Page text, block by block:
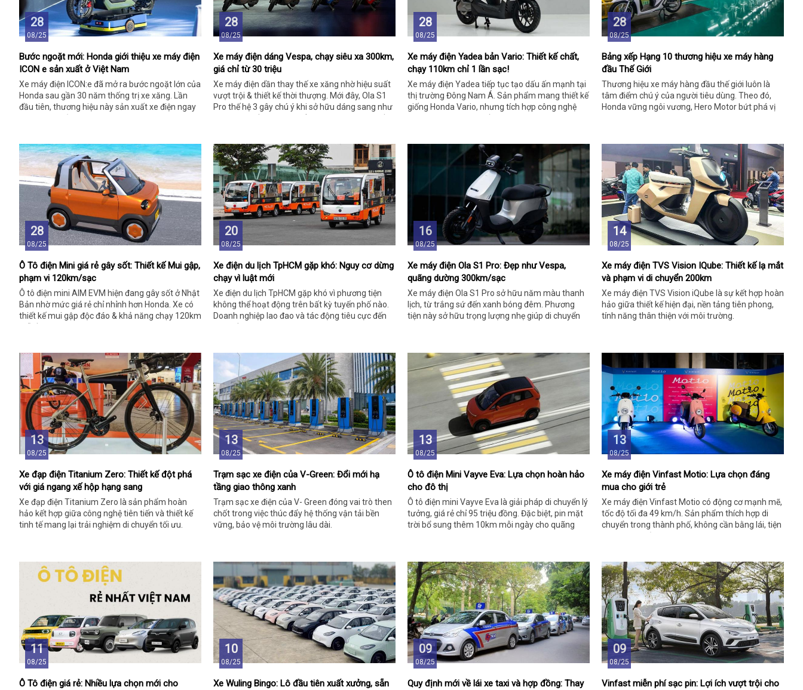
28
08/25
Bước ngoặt mới: Honda giới thiệu xe máy điện
ICON e sản xuất ở Việt Nam
Xe máy điện ICON:e đã mở ra bước ngoặt lớn của
Honda sau gần 30 năm thống trị xe xăng. Lần
đầu tiên, thương hiệu này sản xuất xe điện ngay
28
08/25
Xe máy điện dáng Vespa, chạy siêu xa 300km,
giá chỉ từ 30 triệu
Xe máy điện dần thay thế xe xăng nhờ hiệu suất
vượt trội & thiết kế thời thượng. Mới đây, Ola S1
Pro thế hệ 3 gây chú ý khi sở hữu dáng sang như
28
08/25
Xe máy điện Yadea bản Vario: Thiết kế chất,
chạy 110km chỉ 1 lần sạc!
Xe máy điện Yadea tiếp tục tạo dấu ấn mạnh tại
thị trường Đông Nam Á. Sản phẩm mang thiết kế
giống Honda Vario, nhưng tích hợp công nghệ
28
08/25
Bảng xếp Hạng 10 thương hiệu xe máy hàng
đầu Thế Giới
Thương hiệu xe máy hàng đầu thế giới luôn là
tâm điểm chú ý của người tiêu dùng. Theo đó,
Honda vững ngôi vương, Hero Motor bứt phá vị
28
08/25
Ô Tô điện Mini giá rẻ gây sốt: Thiết kế Mui gập,
phạm vi 120km/sạc
Ô tô điện mini AIM EVM hiện đang gây sốt ở Nhật
Bản nhờ mức giá rẻ chỉ nhỉnh hơn Honda. Xe có
thiết kế mui gập độc đáo & khả năng chạy 120km
20
08/25
Xe điện du lịch TpHCM gặp khó: Nguy cơ dừng
chạy vì luật mới
Xe điện du lịch TpHCM gặp khó vì phương tiện
không thể hoạt động trên bất kỳ tuyến phố nào.
Doanh nghiệp lao đao và tác động tiêu cực đến
16
08/25
Xe máy điện Ola S1 Pro: Đẹp như Vespa,
quãng dường 300km/sạc
Xe máy điện Ola S1 Pro sở hữu năm màu thanh
lịch, từ trắng sứ đến xanh bóng đêm. Phương
tiện này sở hữu trọng lượng nhẹ giúp di chuyển
14
08/25
Xe máy điện TVS Vision IQube: Thiết kế lạ mắt
và phạm vi di chuyển 200km
Xe máy điện TVS Vision iQube là sự kết hợp hoàn
hảo giữa thiết kế hiện đại, nền tảng tiên phong,
tính năng thân thiện với môi trường.
13
08/25
Xe đạp điện Titanium Zero: Thiết kế đột phá
với giá ngang xế hộp hạng sang
Xe đạp điện Titanium Zero là sản phẩm hoàn
hảo kết hợp giữa công nghệ tiên tiến và thiết kế
tinh tế mang lại trải nghiệm di chuyển tối ưu.
13
08/25
Trạm sạc xe điện của V-Green: Đổi mới hạ
tầng giao thông xanh
Trạm sạc xe điện của V- Green đóng vai trò then
chốt trong việc thúc đẩy hệ thống vận tải bền
vững, bảo vệ môi trường lâu dài.
13
08/25
Ô tô điện Mini Vayve Eva: Lựa chọn hoàn hảo
cho đô thị
Ô tô điện mini Vayve Eva là giải pháp di chuyển lý
tưởng, giá rẻ chỉ 95 triệu đồng. Đặc biệt, pin mặt
trời bổ sung thêm 10km mỗi ngày cho quãng
13
08/25
Xe máy điện Vinfast Motio: Lựa chọn đáng
mua cho giới trẻ
Xe máy điện Vinfast Motio có động cơ mạnh mẽ,
tốc độ tối đa 49 km/h. Sản phẩm thích hợp di
chuyển trong thành phố, không cần bằng lái, tiện
11
08/25
Ô Tô điện giá rẻ: Nhiều lựa chọn mới cho
10
08/25
Xe Wuling Bingo: Lô đầu tiên xuất xưởng, sẵn
09
08/25
Quy định mới về lái xe taxi và hợp đồng: Thay
09
08/25
Vinfast miễn phí sạc pin: Lợi ích vượt trội cho